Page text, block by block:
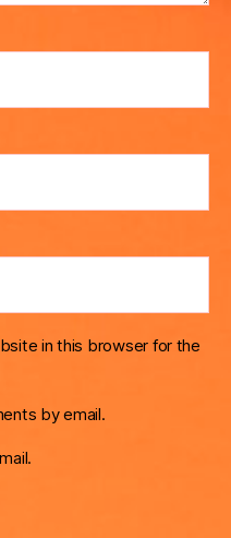
in this browser for the
by email.